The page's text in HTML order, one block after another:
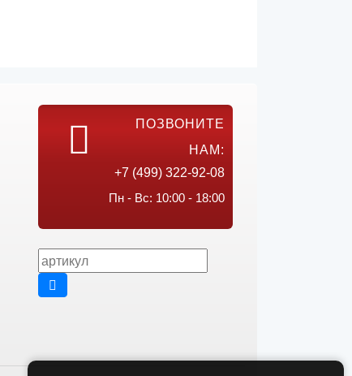
ПОЗВОНИТЕ
НАМ:
+7 (499) 322-92-08
Пн - Вс: 10:00 - 18:00